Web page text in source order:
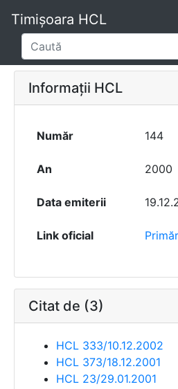
Timișoara HCL
Informații HCL
Număr 144
An 2000
Data emiterii
Link oficial
Citat de (3)
HCL 333/10.12.2002
HCL 373/18.12.2001
HCL 23/29.01.2001